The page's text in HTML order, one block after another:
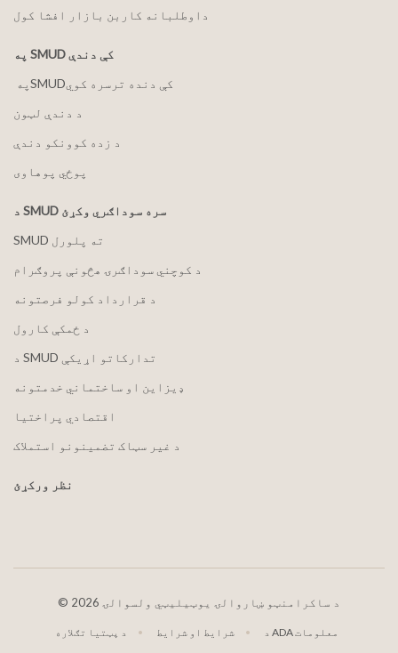
داوطلبانه کاربن بازار افشا کول
په SMUD کې دندې
په ‏‎SMUD‎‏ کې دنده ترسره کوي
د دندې لټون
د زده کوونکو دندې
پوځي پوهاوی
د SMUD سره سوداګري وکړئ
SMUD ته پلورل
د کوچني سوداګرۍ هڅونې پروګرام
د قرارداد کولو فرصتونه
د ځمکې کارول
د SMUD تدارکاتو اړیکې
ډیزاین او ساختماني خدمتونه
اقتصادي پراختیا
د غیر سټاک تضمینونو استملاک
نظر ورکړئ
© 2026 د ساکرامنټو ښاروالۍ یوټیلیټي ولسوالۍ
د پټتیا تګلاره شرایط او شرایط د ADA معلومات